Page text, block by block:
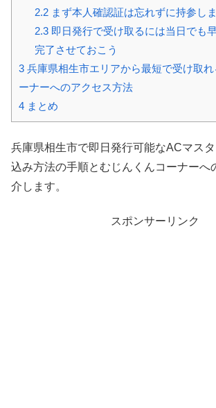
2.2まず本人確認証は忘れずに持参し
2.3即日発行で受け取るには当日でも
完了させておこう
3 兵庫県相生市エリアから最短で受け取れ
ーナーへのアクセス方法
4 まとめ
兵庫県相生市で即日発行可能なACマス
込み方法の手順とむじんくんコーナーへ
介します。
スポンサーリンク